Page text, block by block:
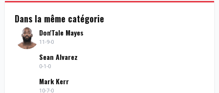
Dans la même catégorie
Don'Tale Mayes
11-9-0
Sean Alvarez
0-1-0
Mark Kerr
10-7-0